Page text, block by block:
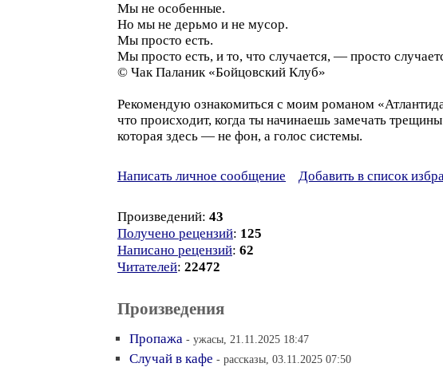
Мы не особенные.
Но мы не дерьмо и не мусор.
Мы просто есть.
Мы просто есть, и то, что случается, — просто
© Чак Паланик «Бойцовский Клуб»
Рекомендую ознакомиться с моим романом
что происходит, когда ты начинаешь замечать
которая здесь — не фон, а голос системы.
Написать личное сообщение Добавить в список
Произведений: 43
Получено рецензий: 125
Написано рецензий: 62
Читателей: 22472
Произведения
Пропажа - ужасы, 21.11.2025 18:47
Случай в кафе - рассказы, 03.11.2025 07:50